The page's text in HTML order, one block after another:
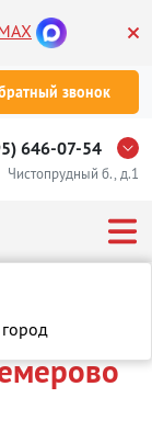
звонок
646-07-54
Чистопрудный б., д.1